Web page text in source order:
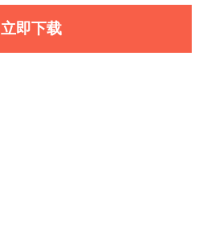
立即下载